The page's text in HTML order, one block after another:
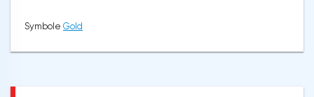
Symbole Gold